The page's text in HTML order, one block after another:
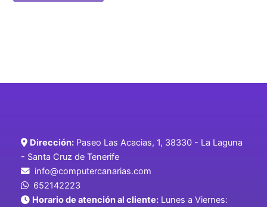
Dirección: Paseo Las Acacias, 1, 38330 - La Laguna
- Santa Cruz de Tenerife
info@computercanarias.com
652142223
Horario de atención al cliente: Lunes a Viernes: